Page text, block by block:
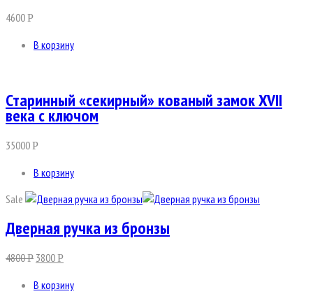
4600Р
В корзину
Старинный «секирный» кованый замок XVII
века с ключом
35000Р
В корзину
Sale
Дверная ручка из бронзы
4800Р 3800Р
В корзину